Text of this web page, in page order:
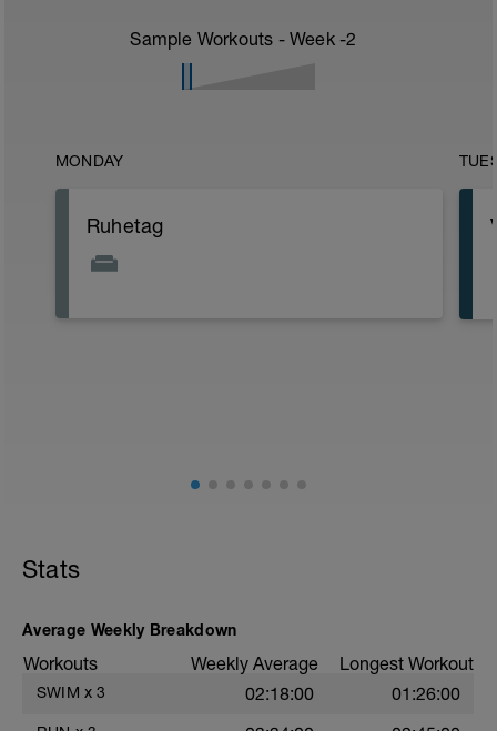
Sample Workouts - Week -2
MONDAY
Ruhetag
Stats
Average Weekly Breakdown
Workouts Weekly Average Longest Workout
SWIM x 3 02:18:00 01:26:00